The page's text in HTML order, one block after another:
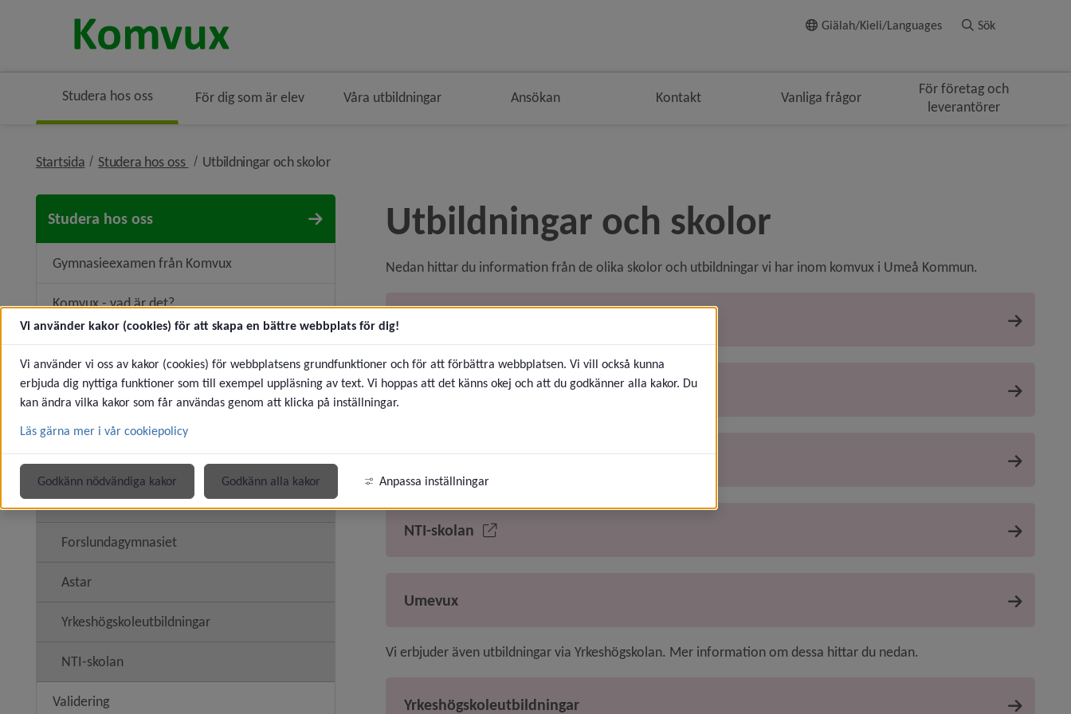
Till innehålletGiälah/Kieli/Languages Sök
Studera hos oss För dig som är elev Våra utbildningar Ansökan Kontakt Vanliga frågor
För företag och
leverantörer
Startsida Studera hos oss nivå i brödsmulenavigeringen
Utbildningar och skolornivå i brödsmulenavigeringen
Studera hos oss
Gymnasieexamen från Komvux
Komvux - vad är det?
Prövning
Studie- och yrkesvägledning
Utbildningar och skolor
Svenska för invandrare (sfi)
Umevux
Undermeny för Umevux
Forslundagymnasiet
Astar
Yrkeshögskoleutbildningar
NTI-skolan
Validering
Utbildningar och skolor
Nedan hittar du information från de olika skolor och utbildningar vi har inom komvux i Umeå Kommun.
Astar
Forslundagymnasiet
NTI-skolan
Umevux
Vi erbjuder även utbildningar via Yrkeshögskolan. Mer information om dessa hittar du nedan.
Yrkeshögskoleutbildningar
Vi använder kakor (cookies) för att skapa en bättre webbplats för dig!
Vi använder vi oss av kakor (cookies) för webbplatsens grundfunktioner och för att förbättra webbplatsen. Vi vill också kunna
erbjuda dig nyttiga funktioner som till exempel uppläsning av text. Vi hoppas att det känns okej och att du godkänner alla kakor. Du
kan ändra vilka kakor som får användas genom att klicka på inställningar.
Läs gärna mer i vår cookiepolicy
Godkänn nödvändiga kakor Godkänn alla kakor Anpassa inställningar